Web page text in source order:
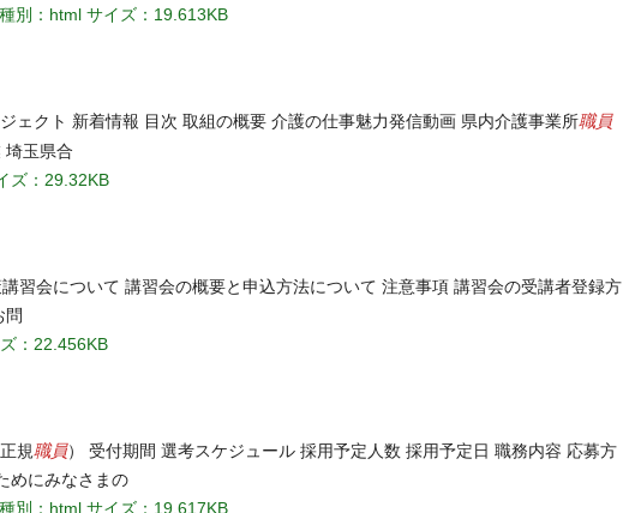
種別：html サイズ：19.613KB
ェクト 新着情報 目次 取組の概要 介護の仕事魅力発信動画 県内介護事業所職員
埼玉県合
ズ：29.32KB
習会について 講習会の概要と申込方法について 注意事項 講習会の受講者登録方
問
：22.456KB
規職員） 受付期間 選考スケジュール 採用予定人数 採用予定日 職務内容 応募方
めにみなさまの
種別：html サイズ：19.617KB